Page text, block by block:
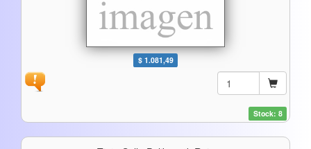
$ 1.081,49
Stock: 8